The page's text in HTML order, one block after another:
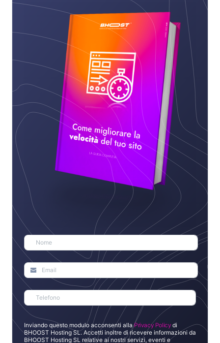
Inviando questo modulo acconsenti allaPrivacy Policy di
BHOOST Hosting SL. Accetti inoltre di ricevere informazioni da
BHOOST Hosting SL relative ai nostri servizi, eventi e